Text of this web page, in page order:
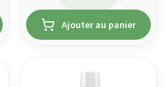
Ajouter au panier